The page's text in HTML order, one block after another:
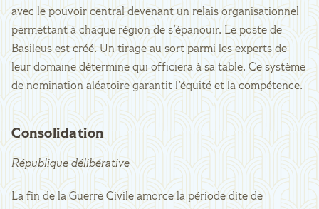
avec le pouvoir central devenant un relais organisationnel
permettant à chaque région de s’épanouir. Le poste de
Basileus est créé. Un tirage au sort parmi les experts de
leur domaine détermine qui officiera à sa table. Ce système
de nomination aléatoire garantit l’équité et la compétence.
Consolidation
République délibérative
La fin de la Guerre Civile amorce la période dite de